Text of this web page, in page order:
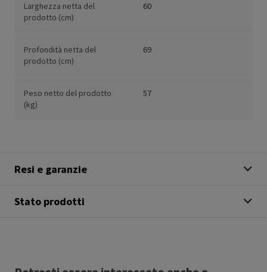
Larghezza netta del
prodotto (cm)
60
Profondità netta del
prodotto (cm)
69
Peso netto del prodotto
(kg)
57
Resi e garanzie
Stato prodotti